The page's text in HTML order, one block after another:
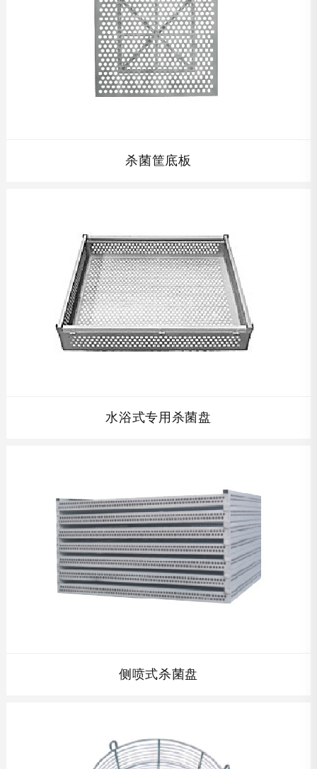
查看详情
杀菌筐底板
查看详情
水浴式专用杀菌盘
久耐用。...
查看详情
侧喷式杀菌盘
开孔率的同时保证杀菌筐的强度，使其经久耐用。...